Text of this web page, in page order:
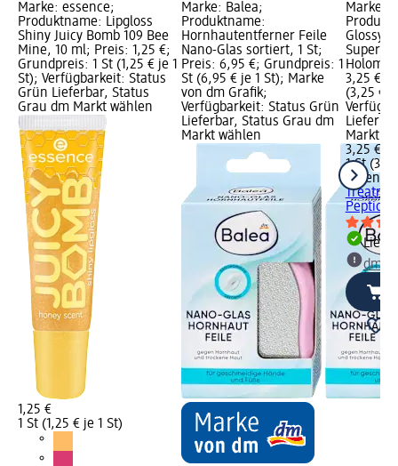
Marke: essence;
Produktname: Lipgloss
Shiny Juicy Bomb 109 Bee
Mine, 10 ml; Preis: 1,25 €;
Grundpreis: 1 St (1,25 € je 1
St); Verfügbarkeit: Status
Grün Lieferbar, Status
Grau dm Markt wählen
1,25 €
1 St (1,25 € je 1 St)
Marke: Balea;
Produktname:
Hornhautentferner Feile
Nano-Glas sortiert, 1 St;
Preis: 6,95 €; Grundpreis: 1
St (6,95 € je 1 St); Marke
von dm Grafik;
Verfügbarkeit: Status Grün
Lieferbar, Status Grau dm
Markt wählen
Marke:
Glossy
Super
3,25 €;
(3,25 €
Markt
3,25 €
1 St
essence
dm